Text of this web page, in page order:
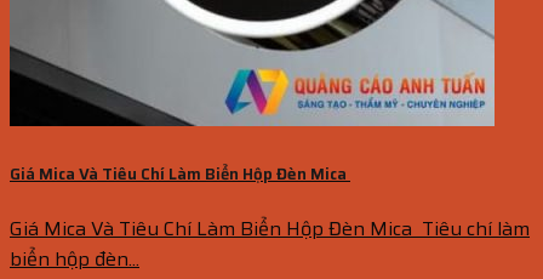
Giá Mica Và Tiêu Chí Làm Biển Hộp Đèn Mica
Giá Mica Và Tiêu Chí Làm Biển Hộp Đèn Mica Tiêu chí làm
biển hộp đèn...